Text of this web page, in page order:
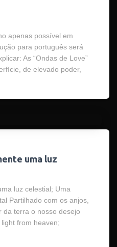
apenas possível em
para português será
As “Ondas de Love”
de elevado poder,
uma luz
luz celestial; Uma
Partilhado com os anjos,
da terra o nosso desejo
from heaven;